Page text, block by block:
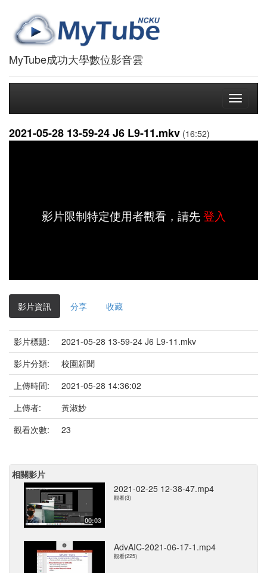
MyTube成功大學數位影音雲
Toggle
2021-05-28 13-59-24 J6 L9-11.mkv (16:52)
影片限制特定使用者觀看，請先登入
影片資訊 分享 收藏
影片標題:
2021-05-28 13-59-24 J6 L9-11.mkv
影片分類:
校園新聞
上傳時間:
2021-05-28 14:36:02
上傳者:
黃淑妙
觀看次數:
23
相關影片
00:03
2021-02-25 12-38-47.mp4
觀看(3)
AdvAIC-2021-06-17-1.mp4
觀看(225)